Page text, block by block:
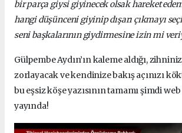
bir parça giysi giyinecek olsak hareket
hangi düşünceni giyinip dışarı çıkmayı
seni başkalarının giydirmesine izin mi
Gülpembe Aydın’ın kaleme aldığı,
zorlayacak ve kendinize bakış açınızı
bu eşsiz köşe yazısının tamamı şimdi
yayında!